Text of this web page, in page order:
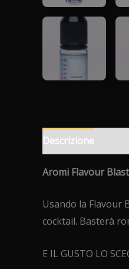
Descrizione
Aromi Flavour
Usando la Flavour
cocktail. Basterà
E IL GUSTO LO